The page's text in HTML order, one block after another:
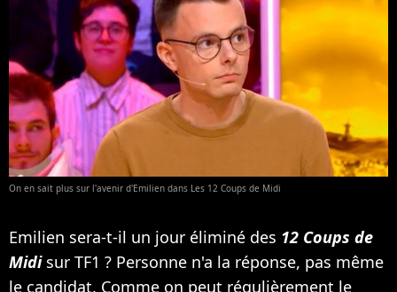
On en sait plus sur l'avenir d'Emilien dans Les 12 Coups de Midi
Emilien sera-t-il un jour éliminé des 12 Coups de
Midisur TF1 ? Personne n'a la réponse, pas même
le candidat. Comme on peut régulièrement le